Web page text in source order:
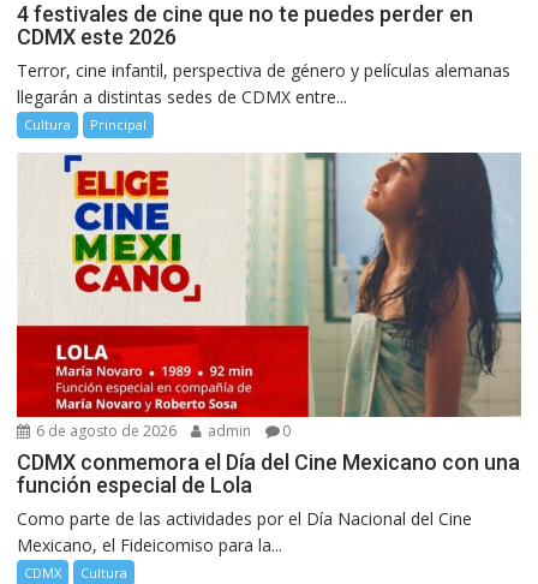
4 festivales de cine que no te puedes perder en
CDMX este 2026
Terror, cine infantil, perspectiva de género y películas alemanas
llegarán a distintas sedes de CDMX entre...
Cultura Principal
6 de agosto de 2026 admin 0
CDMX conmemora el Día del Cine Mexicano con una
función especial de Lola
Como parte de las actividades por el Día Nacional del Cine
Mexicano, el Fideicomiso para la...
CDMX Cultura